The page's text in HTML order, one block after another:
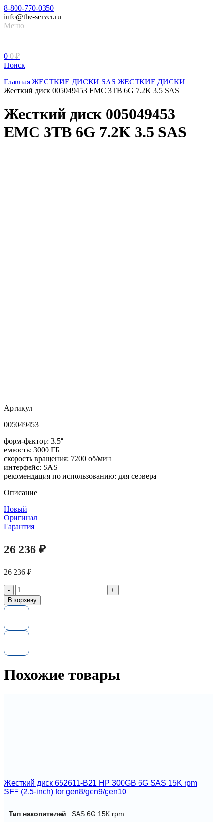
8-800-770-0350
info@the-server.ru
Меню
0 0 ₽
Поиск
Главная ЖЕСТКИЕ ДИСКИ SAS ЖЕСТКИЕ ДИСКИ
Жесткий диск 005049453 EMC 3TB 6G 7.2K 3.5 SAS
Жесткий диск 005049453
EMC 3TB 6G 7.2K 3.5 SAS
Артикул
005049453
форм-фактор: 3.5″
емкость: 3000 ГБ
скорость вращения: 7200 об/мин
интерфейс: SAS
рекомендация по использованию: для сервера
Описание
Новый
Оригинал
Гарантия
26 236 ₽
26 236 ₽
Количество
товара
Жесткий
EMC
7.2K
SAS
В корзину
Похожие товары
Жесткий диск 652611-B21 HP 300GB 6G SAS 15K rpm
SFF (2.5-inch) for gen8/gen9/gen10
Тип накопителей SAS 6G 15K rpm